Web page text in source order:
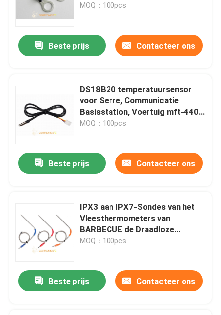
van de Reekstemperaturen voor
MOQ：100pcs
Beste prijs Contacteer ons
DS18B20 temperatuursensor
voor Serre, Communicatie
Basisstation, Voertuig mft-4401
Reeksen
MOQ：100pcs
Beste prijs Contacteer ons
IPX3 aan IPX7-Sondes van het
Vleesthermometers van
BARBECUE de Draadloze
Bluetooth mff-3405 Reeksen
MOQ：100pcs
Beste prijs Contacteer ons